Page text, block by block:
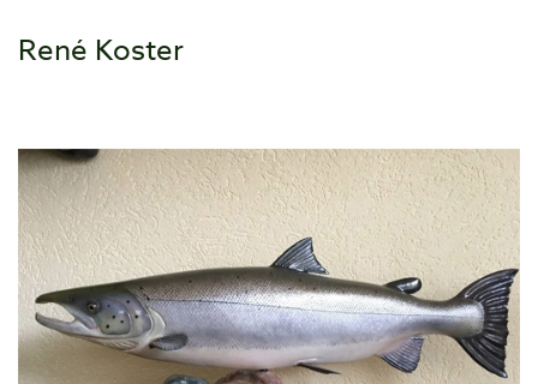
René Koster